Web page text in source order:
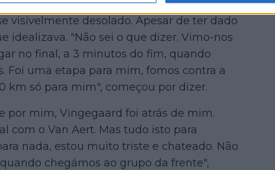
visivelmente desolado. Apesar de ter dado
idealizava. "Não sei o que dizer. Vimo-nos
no final, a 3 minutos do fim, quando
Foi uma etapa para mim, fomos contra a
km só para mim", começou por dizer.
por mim, Vingegaard foi atrás de mim.
com o Van Aert. Mas tudo isto para
nada, estou muito triste e chateado. Não
chegámos ao grupo da frente",